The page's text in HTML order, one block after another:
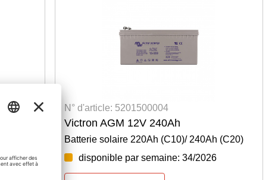
N° d'article: 5201500004
Victron AGM 12V 240Ah
Batterie solaire 220Ah (C10)/ 240Ah (C20)
disponible par semaine: 34/2026